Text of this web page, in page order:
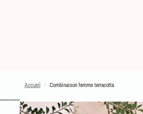
Accueil / Combinaison femme terracotta
PASSER AUX INFORMATIONS SUR LE PRODUIT